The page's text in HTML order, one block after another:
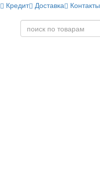
Кредит Доставка
Контакты